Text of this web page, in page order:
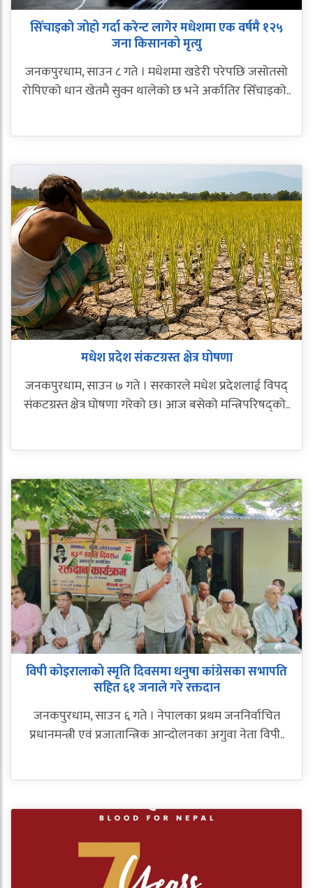
सिँचाइको जोहो गर्दा करेन्ट लागेर मधेशमा एक वर्षमै १२५
जना किसानको मृत्यु
जनकपुरधाम, साउन ८ गते । मधेशमा खडेरी परेपछि जसोतसो
रोपिएको धान खेतमै सुक्न थालेको छ भने अर्कातिर सिँचाइको..
मधेश प्रदेश संकटग्रस्त क्षेत्र घोषणा
जनकपुरधाम, साउन ७ गते । सरकारले मधेश प्रदेशलाई विपद्
संकटग्रस्त क्षेत्र घोषणा गरेको छ। आज बसेको मन्त्रिपरिषद्को..
विपी कोइरालाको स्मृति दिवसमा धनुषा कांग्रेसका सभापति
सहित ६१ जनाले गरे रक्तदान
जनकपुरधाम, साउन ६ गते । नेपालका प्रथम जननिर्वाचित
प्रधानमन्त्री एवं प्रजातान्त्रिक आन्दोलनका अगुवा नेता विपी..